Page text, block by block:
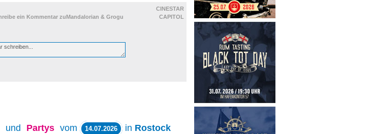
CINESTAR
CAPITOL
und Partys vom 14.07.2026 in Rostock